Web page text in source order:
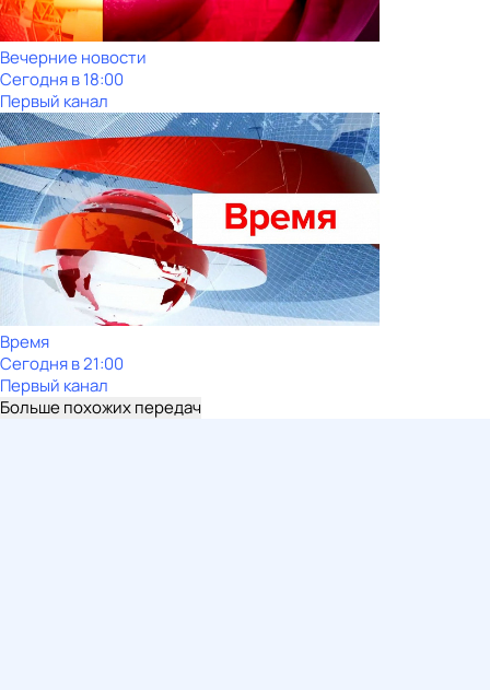
Вечерние новости
Сегодня в 18:00
Первый канал
Время
Сегодня в 21:00
Первый канал
Больше похожих передач